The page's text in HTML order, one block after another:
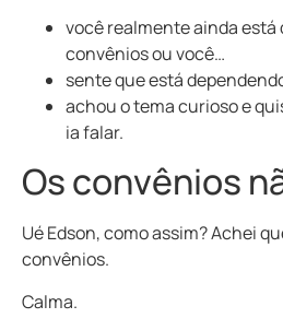
você realmente ainda está
convênios ou você…
sente que está
achou o tema curioso e
ia falar.
Os convênios
Ué Edson, como assim? Achei
convênios.
Calma.